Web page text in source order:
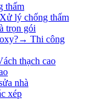
thấm
Xử lý chống thấm
trọn gói
→ Thi công
thạch cao
nhà
xép